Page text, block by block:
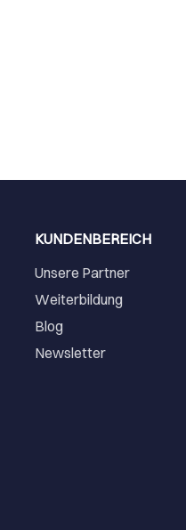
KUNDENBEREICH
Unsere Partner
Weiterbildung
Blog
Newsletter